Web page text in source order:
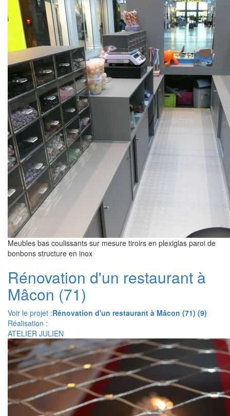
Meubles bas coulissants sur mesure tiroirs en plexiglas paroi de
bonbons structure en inox
Rénovation d'un restaurant à
Mâcon (71)
Voir le projet :Rénovation d'un restaurant à Mâcon (71) (9)
Réalisation :
ATELIER JULIEN